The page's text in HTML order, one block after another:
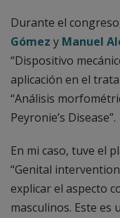
Durante el
Gómez y Manuel
“Dispositivo
aplicación en el
“Análisis
Peyronie’s Disease”.
En mi caso, tuve el
“Genital
explicar el aspecto
masculinos. Este es